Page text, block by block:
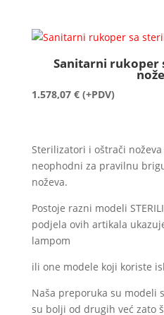
Sanitarni rukoper
1.578,07 € (+PDV)
Sterilizatori i oštrači
neophodni za pravilnu
noževa.
Postoje razni modeli
podjela ovih artikala
lampom
ili one modele koji koriste
Naša preporuka su modeli
su bolji od drugih već zato